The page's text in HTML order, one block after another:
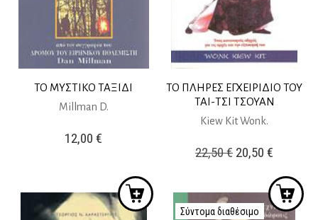
ΤΟ ΜΥΣΤΙΚΟ ΤΑΞΙΔΙ
Millman D.
12,00€
ΤΟ ΠΛΗΡΕΣ ΕΓΧΕΙΡΙΔΙΟ ΤΟΥ
ΤΑΙ-ΤΣΙ ΤΣΟΥΑΝ
Kiew Kit Wonk.
22,50€ Original
was:
22,50 €.
20,50€
τιμή
είναι:
Σύντομα διαθέσιμο